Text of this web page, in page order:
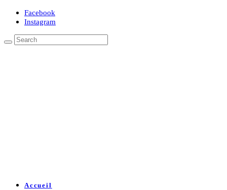
Facebook
Instagram
Accueil